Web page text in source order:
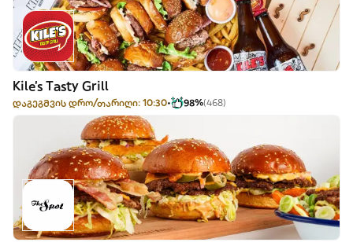
Kile's Tasty Grill
დაგეგმვის დრო/თარიღი: 10:30 98%(468)